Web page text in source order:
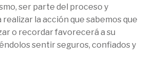
ser parte del proceso y
la acción que sabemos que
o recordar favorecerá a su
sentir seguros, confiados y